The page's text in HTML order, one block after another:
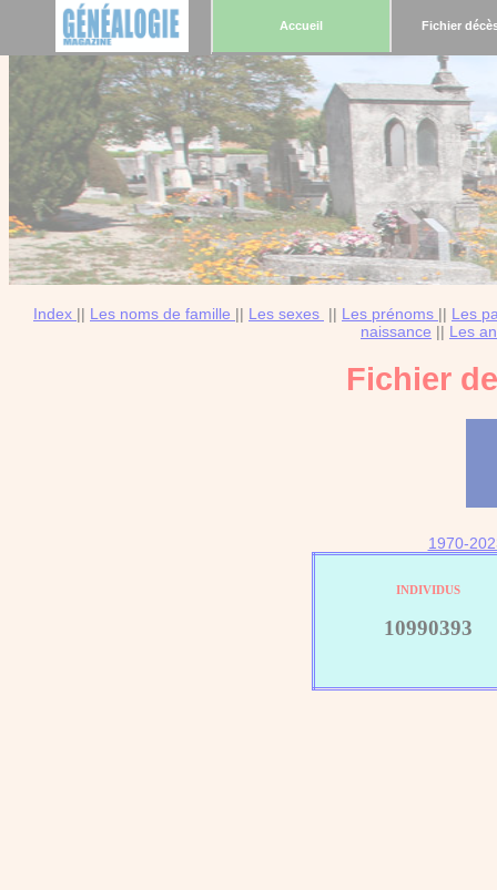
Accueil Fichier
Index || Les noms de famille || Les sexes || Les prénoms || Les
naissance || Les
Fichier
1970-
INDIVIDUS
10990393